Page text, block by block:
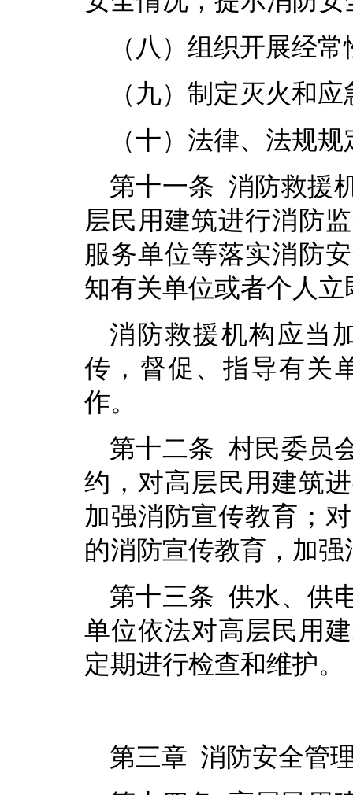
（八）组织开展经
（九）制定灭火和
（十）法律、法规
第十一条 消防救援
层民用建筑进行消防
服务单位等落实消防
知有关单位或者个人
消防救援机构应当
传，督促、指导有关
作。
第十二条 村民委员
约，对高层民用建筑
加强消防宣传教育；
的消防宣传教育，加
第十三条 供水、供
单位依法对高层民用
定期进行检查和维护。
第三章 消防安全管